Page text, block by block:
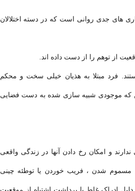
های جدی روانی است که در دسته اختلالان
از توهم را از دست داده اند.
فرد مبتلا به هذیان خیلی سخت و محکم
که موجودی شبیه سازی شده به دست فضایی
ندارند و امکان رخ دادن آنها در زندگی واقعی
مسموم شدن ، فریب خوردن یا توطئه چینی